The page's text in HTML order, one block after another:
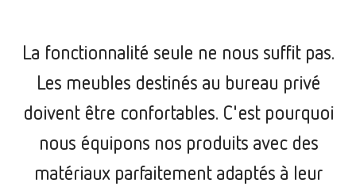
La fonctionnalité seule ne nous suffit pas.
Les meubles destinés au bureau privé
doivent être confortables. C'est pourquoi
nous équipons nos produits avec des
matériaux parfaitement adaptés à leur